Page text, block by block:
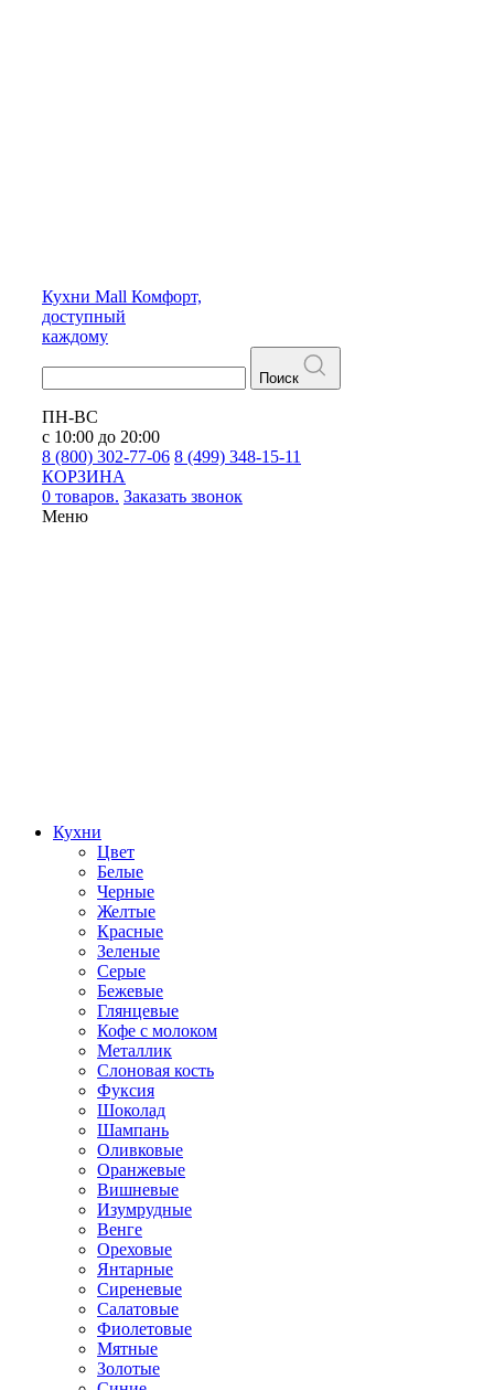
Кухни Mall Комфорт,
доступный
каждому
Поиск
ПН-ВС
с 10:00 до 20:00
8 (800) 302-77-06 8 (499) 348-15-11
КОРЗИНА
0 товаров. Заказать звонок
Меню
Кухни
Цвет
Белые
Черные
Желтые
Красные
Зеленые
Серые
Бежевые
Глянцевые
Кофе с молоком
Металлик
Слоновая кость
Фуксия
Шоколад
Шампань
Оливковые
Оранжевые
Вишневые
Изумрудные
Венге
Ореховые
Янтарные
Сиреневые
Салатовые
Фиолетовые
Мятные
Золотые